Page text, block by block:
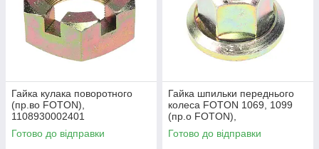
Гайка кулака поворотного
(пр.во FOTON),
1108930002401
Готово до відправки
Гайка шпильки переднього
колеса FOTON 1069, 1099
(пр.о FOTON),
1106930003404
Готово до відправки